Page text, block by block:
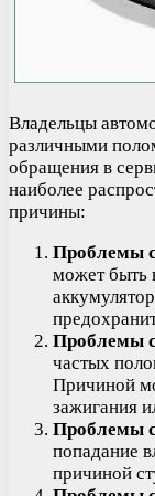
Владельцы
различными
обращения в
наиболее
причины:
Проблемы
может быть
Проблемы
частых
Причиной
зажигания
Проблемы
попадание
причиной